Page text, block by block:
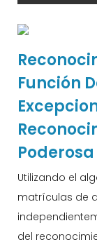
Función
Poderosa
Utilizando el
matrículas de
del